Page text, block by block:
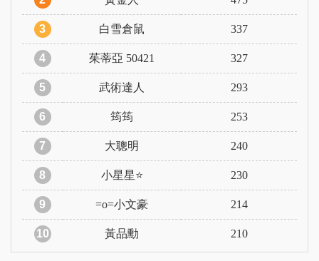
3 白雪倉鼠 337
4 茱蒂亞 50421 327
5 武術達人 293
6 筠筠 253
7 大聰明 240
8 小星星⭐️ 230
9 =o=小文豪 214
10 黃品勳 210